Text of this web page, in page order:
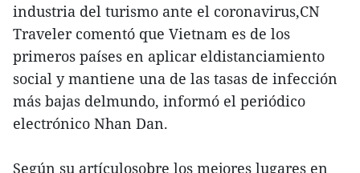
industria del turismo ante el coronavirus,CN
Traveler comentó que Vietnam es de los
primeros países en aplicar eldistanciamiento
social y mantiene una de las tasas de infección
más bajas delmundo, informó el periódico
electrónico Nhan Dan.
Según su artículosobre los mejores lugares en